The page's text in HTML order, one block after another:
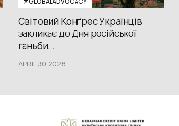
#GLOBALADVOCACY
Світовий Конґрес Українців
закликає до Дня російської
ганьби...
APRIL 30,2026